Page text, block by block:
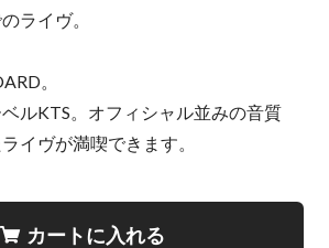
ライヴ。
。
ルKTS。オフィシャル並みの音質
イヴが満喫できます。
カートに入れる